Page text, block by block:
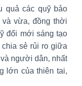
quả các quỹ bảo
và vừa, đồng thời
đổi mới sáng tạo
sẻ rủi ro giữa
người dân, nhất
lớn của thiên tai,